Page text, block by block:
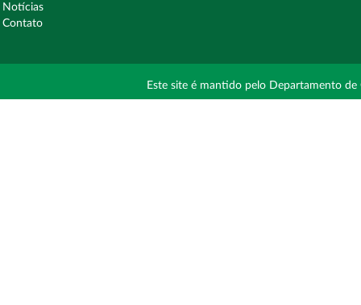
Notícias
Contato
Este site é mantido pelo Departamento